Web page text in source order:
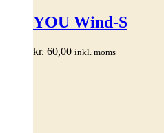
har
flere
Mulighederne
YOU Wind-S
kr. 60,00 inkl. moms